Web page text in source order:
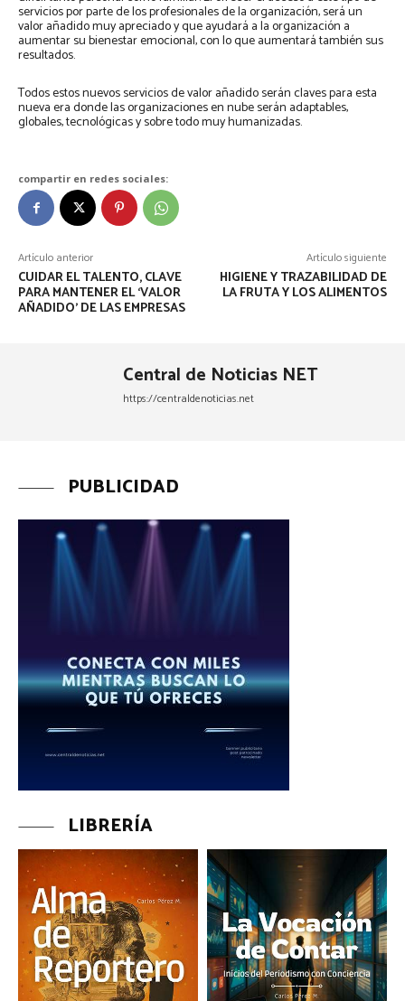
servicios por parte de los profesionales de la organización, será un
valor añadido muy apreciado y que ayudará a la organización a
aumentar su bienestar emocional, con lo que aumentará también sus
resultados.
Todos estos nuevos servicios de valor añadido serán claves para esta
nueva era donde las organizaciones en nube serán adaptables,
globales, tecnológicas y sobre todo muy humanizadas.
compartir en redes sociales:
Artículo anterior
CUIDAR EL TALENTO, CLAVE
PARA MANTENER EL ‘VALOR
AÑADIDO’ DE LAS EMPRESAS
Artículo siguiente
HIGIENE Y TRAZABILIDAD DE
LA FRUTA Y LOS ALIMENTOS
Central de Noticias NET
https://centraldenoticias.net
PUBLICIDAD
LIBRERÍA